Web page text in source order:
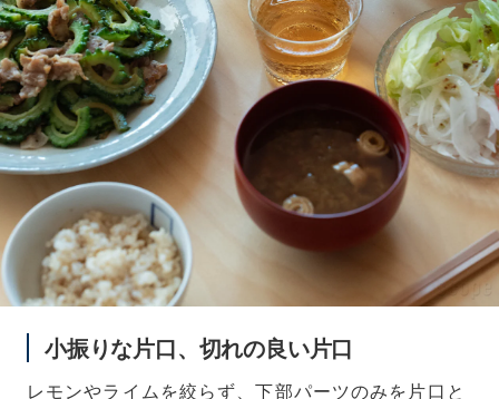
小振りな片口、切れの良い片口
レモンやライムを絞らず、下部パーツのみを片口と